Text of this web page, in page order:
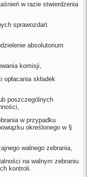
w razie stwierdzenia
sprawozdań:
absolutorium
komisji,
opłacania składek
poszczególnych
w przypadku
określonego w §
walnego zebrania,
na walnym zebraniu
kontroli.